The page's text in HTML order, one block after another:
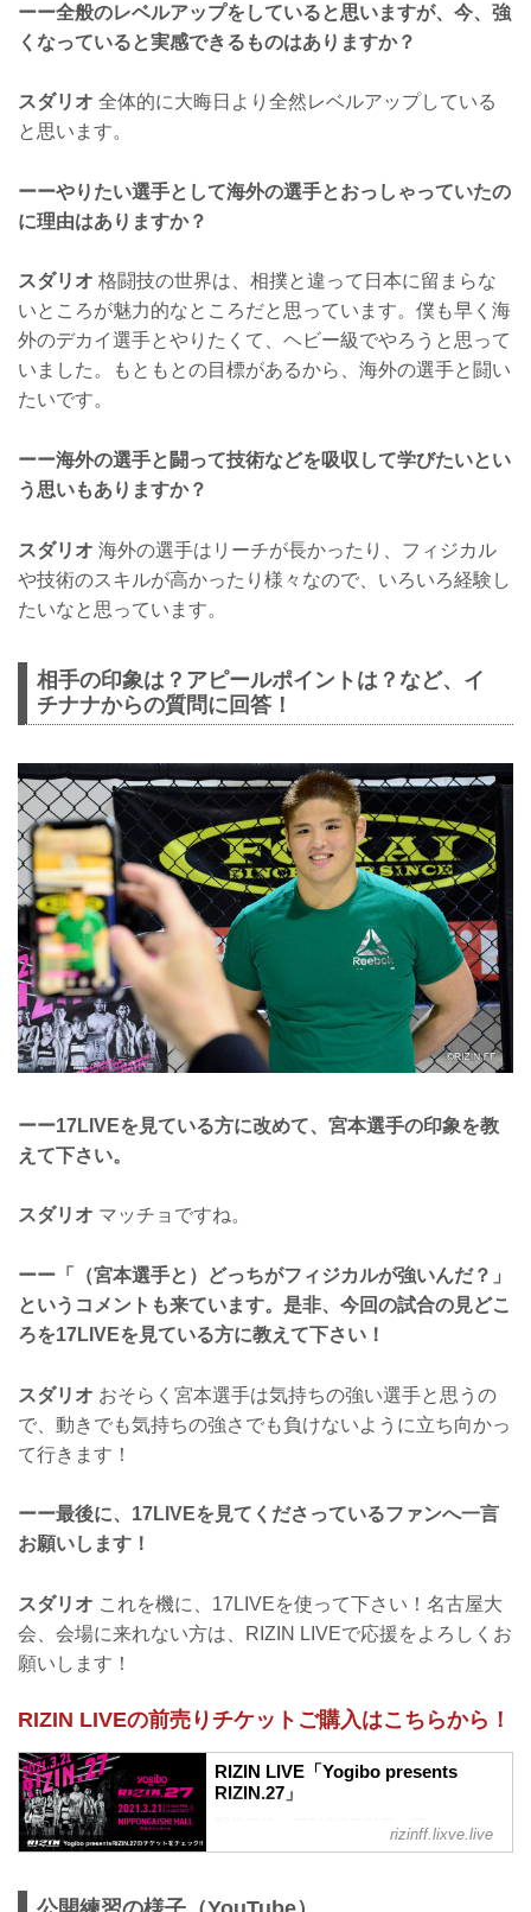
ーー全般のレベルアップをしていると思いますが、今、強
くなっていると実感できるものはありますか？
スダリオ 全体的に大晦日より全然レベルアップしている
と思います。
ーーやりたい選手として海外の選手とおっしゃっていたの
に理由はありますか？
スダリオ 格闘技の世界は、相撲と違って日本に留まらな
いところが魅力的なところだと思っています。僕も早く海
外のデカイ選手とやりたくて、ヘビー級でやろうと思って
いました。もともとの目標があるから、海外の選手と闘い
たいです。
ーー海外の選手と闘って技術などを吸収して学びたいとい
う思いもありますか？
スダリオ 海外の選手はリーチが長かったり、フィジカル
や技術のスキルが高かったり様々なので、いろいろ経験し
たいなと思っています。
相手の印象は？アピールポイントは？など、イ
チナナからの質問に回答！
ーー17LIVEを見ている方に改めて、宮本選手の印象を教
えて下さい。
スダリオ マッチョですね。
ーー「（宮本選手と）どっちがフィジカルが強いんだ？」
というコメントも来ています。是非、今回の試合の見どこ
ろを17LIVEを見ている方に教えて下さい！
スダリオ おそらく宮本選手は気持ちの強い選手と思うの
で、動きでも気持ちの強さでも負けないように立ち向かっ
て行きます！
ーー最後に、17LIVEを見てくださっているファンへ一言
お願いします！
スダリオ これを機に、17LIVEを使って下さい！名古屋大
会、会場に来れない方は、RIZIN LIVEで応援をよろしくお
願いします！
RIZIN LIVEの前売りチケットご購入はこちらから！
RIZIN LIVE「Yogibo presents
RIZIN.27」
配信日時：2021年3月21日（日）
rizinff.lixve.live